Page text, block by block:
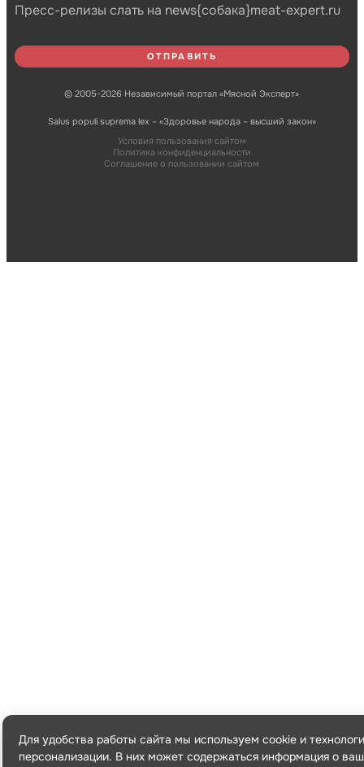
Пресс-релизы слать на news{собака}meat-expert.ru
© 2005-2026 Независимый портал «Мясной Эксперт»
Salus populi suprema lex – «Здоровье народа – высший закон»
Условия пользования сайтом
Политика конфиденциальности
Соглашение о пользовании сайтом
Для удобства работы сайта мы используем cookie и
персонализации. В них может содержаться информация о